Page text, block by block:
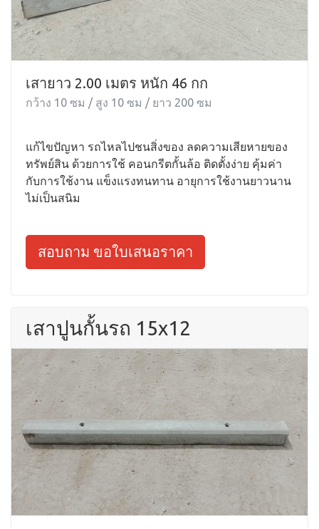
เสายาว 2.00 เมตร หนัก 46 กก
กว้าง 10 ซม / สูง 10 ซม / ยาว 200 ซม
แก้ไขปัญหา รถไหลไปชนสิ่งของ ลดความเสียหายของ
ทรัพย์สิน ด้วยการใช้ คอนกรีตกั้นล้อ ติดตั้งง่าย คุ้มค่า
กับการใช้งาน แข็งแรงทนทาน อายุการใช้งานยาวนาน
ไม่เป็นสนิม
สอบถาม ขอใบเสนอราคา
เสาปูนกั้นรถ 15x12